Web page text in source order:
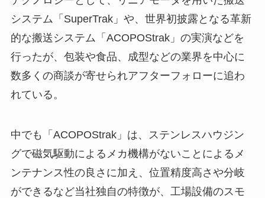
システム「SuperTrak」や、世界初披露となる革新
的な搬送システム「ACOPOStrak」の実演などを
行ったが、包装や食品、成型などの業界を中心に
数多くの商談が寄せられアフターフォローに追わ
れている。
中でも「ACOPOStrak」は、ステンレスハウジン
グで磁気駆動によるメカ機構がないことによるメ
ンテナンス性の良さに加え、位置精度高さや分岐
ができるなど当社独自の特徴が、工場設備のスモ